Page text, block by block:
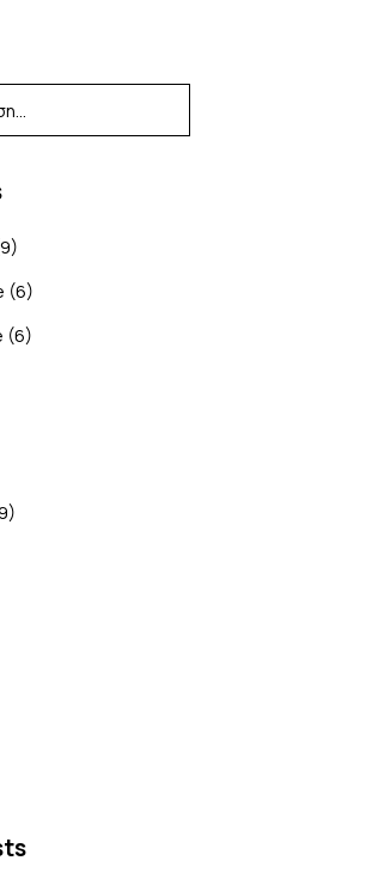
(6)
(6)